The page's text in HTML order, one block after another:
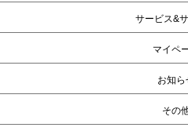
サービス&
マイペ
お知ら
その